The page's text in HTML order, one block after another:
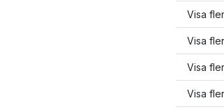
Visa
Visa
Visa
Visa